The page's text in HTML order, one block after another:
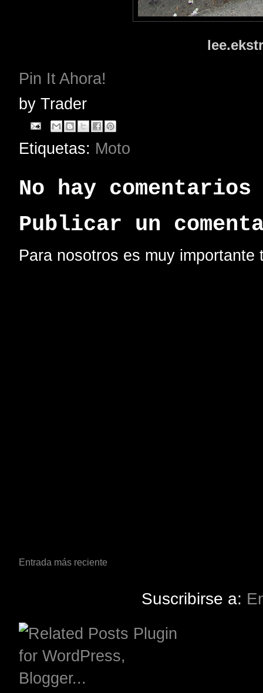
Pin It Ahora!
by Trader
Etiquetas: Moto
No hay
Publicar un
Para nosotros es muy
Entrada más reciente
Suscribirse a: